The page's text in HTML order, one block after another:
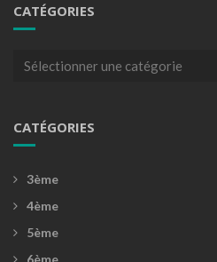
CATÉGORIES
Catégories
CATÉGORIES
3ème
4ème
5ème
6ème